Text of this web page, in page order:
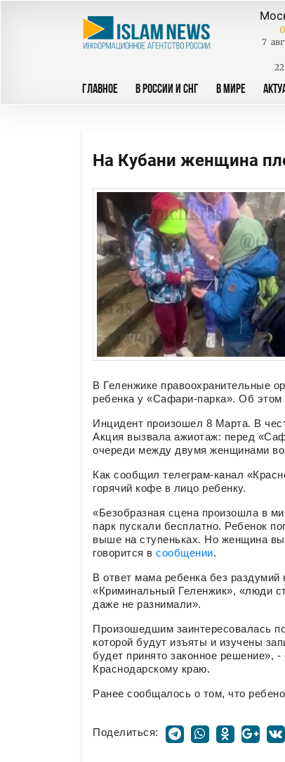
0
7
ГЛАВНОЕ В РОССИИ И СНГ В МИРЕ
На Кубани женщина
В Геленжике правоохранительные
ребенка у «Сафари-парка». Об
Инцидент произошел 8 Марта. В
Акция вызвала ажиотаж: перед
очереди между двумя женщинами
Как сообщил телеграм-канал
горячий кофе в лицо ребенку.
«Безобразная сцена произошла в
парк пускали бесплатно. Ребенок
выше на ступеньках. Но женщина
говорится в сообщении.
В ответ мама ребенка без
«Криминальный Геленжик», «люди
даже не разнимали».
Произошедшим заинтересовалась
которой будут изъяты и изучены
будет принято законное
Краснодарскому краю.
Ранее сообщалось о том, что
Поделиться: